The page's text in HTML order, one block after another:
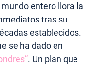
entero llora la
tras su
establecidos.
se ha dado en
. Un plan que